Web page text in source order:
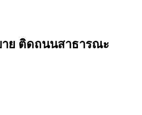
าย ติดถนนสาธารณะ